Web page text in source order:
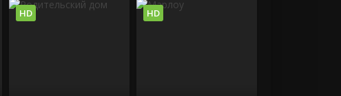
HD HD